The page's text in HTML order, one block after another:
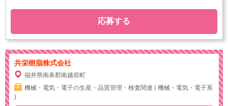
応募する
共栄樹脂株式会社
福井県南条郡南越前町
機械・電気・電子の生産・品質管理・検査関連 ( 機械・電気・電子系
)